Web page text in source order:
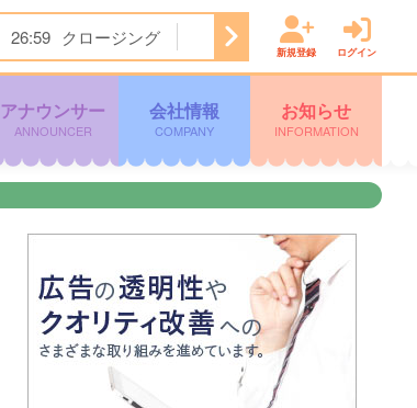
26:59 クロージング
新規登録 ログイン
アナウンサー
ANNOUNCER
会社情報
COMPANY
お知らせ
INFORMATION